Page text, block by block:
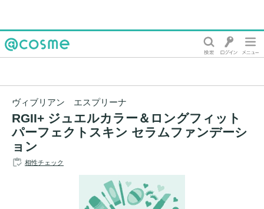
ヴィブリアン エスプリーナ
RGII+ ジュエルカラー＆ロングフィット
パーフェクトスキン セラムファンデーシ
ョン
相性チェック